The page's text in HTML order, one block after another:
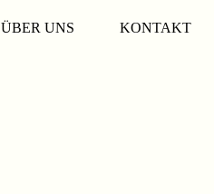
ÜBER UNS KONTAKT